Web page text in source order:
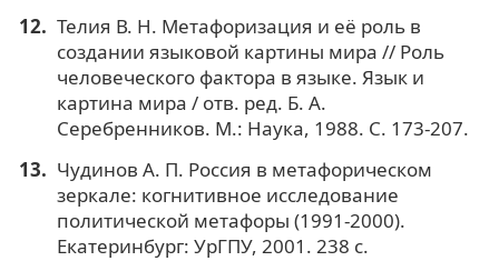
Телия В. Н. Метафоризация и её роль в
создании языковой картины мира // Роль
человеческого фактора в языке. Язык и
картина мира / отв. ред. Б. А.
Серебренников. М.: Наука, 1988. С. 173-207.
Чудинов А. П. Россия в метафорическом
зеркале: когнитивное исследование
политической метафоры (1991-2000).
Екатеринбург: УрГПУ, 2001. 238 с.